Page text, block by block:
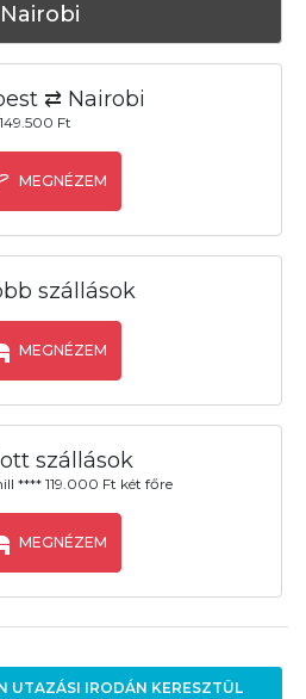
Nairobi
⇄ Nairobi
149.500 Ft
MEGNÉZEM
szállások
MEGNÉZEM
szállások
**** 119.000 Ft két főre
MEGNÉZEM
UTAZÁSI IRODÁN KERESZTÜL